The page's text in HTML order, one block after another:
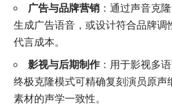
广告与品牌营销 ：通过声音克
生成广告语音，或设计符合品牌调
代言成本。
影视与后期制作 ：用于影视多
终极克隆模式可精确复刻演员原
素材的声学一致性。